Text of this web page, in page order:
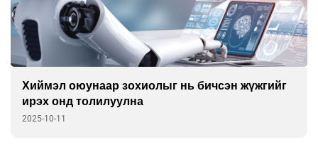
Хиймэл оюунаар зохиолыг нь бичсэн жүжгийг
ирэх онд толилуулна
2025-10-11